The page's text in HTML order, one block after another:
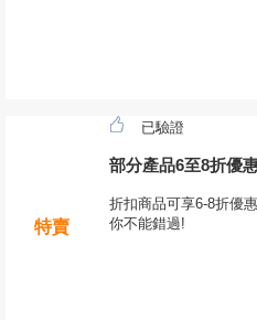
特賣
已驗證
部分產品6至8折優
折扣商品可享6-8折優
你不能錯過!